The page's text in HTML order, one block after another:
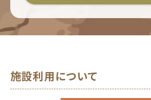
施設利用について